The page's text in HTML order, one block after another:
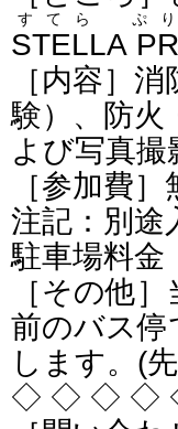
STELLA
すてら ぷ
［内容］
験）、防火
よび写真
［参加費］
注記：別途
駐車場料金
［その他
前のバス停
します。(
◇ ◇ ◇ ◇